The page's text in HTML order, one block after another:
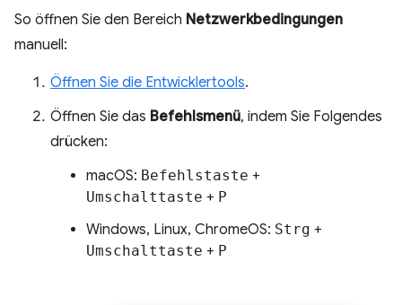
So öffnen Sie den Bereich Netzwerkbedingungen
manuell:
Öffnen Sie die Entwicklertools.
Öffnen Sie das Befehlsmenü, indem Sie Folgendes
drücken:
macOS: Befehlstaste +
Umschalttaste + P
Windows, Linux, ChromeOS: Strg +
Umschalttaste + P